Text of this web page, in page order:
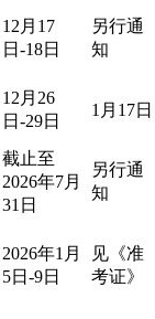
12月17
日-18日
另行通
知
12月26
日-29日
1月17日
截止至
2026年7月
31日
另行通
知
2026年1月
5日-9日
见《准
考证》